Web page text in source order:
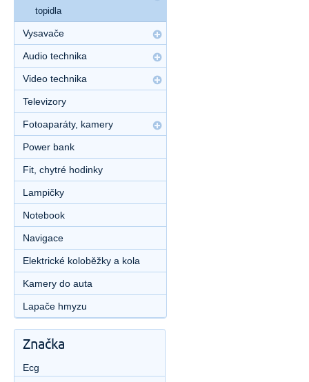
topidla
Vysavače
Audio technika
Video technika
Televizory
Fotoaparáty, kamery
Power bank
Fit, chytré hodinky
Lampičky
Notebook
Navigace
Elektrické koloběžky a kola
Kamery do auta
Lapače hmyzu
Značka
Ecg